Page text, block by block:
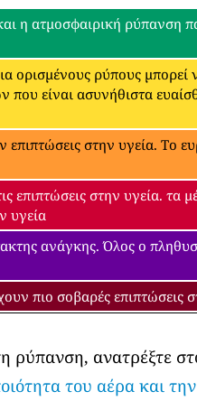
η ατμοσφαιρική ρύπανση
ορισμένους ρύπους μπορεί
που είναι ασυνήθιστα
στην υγεία. Το
επιπτώσεις στην υγεία.
υγεία
ανάγκης. Όλος ο
πιο σοβαρές επιπτώσεις
ρύπανση, ανατρέξτε
του αέρα και